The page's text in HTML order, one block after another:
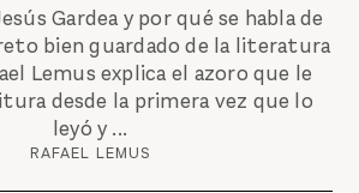
Gardea y por qué se habla de
bien guardado de la literatura
Lemus explica el azoro que le
desde la primera vez que lo
leyó y ...
RAFAEL LEMUS